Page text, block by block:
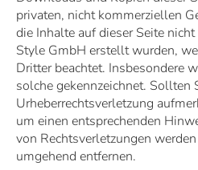
privaten, nicht kommerziellen
die Inhalte auf dieser Seite
Style GmbH erstellt wurden,
Dritter beachtet. Insbesondere
solche gekennzeichnet. Sollten
Urheberrechtsverletzung
um einen entsprechenden
von Rechtsverletzungen
umgehend entfernen.